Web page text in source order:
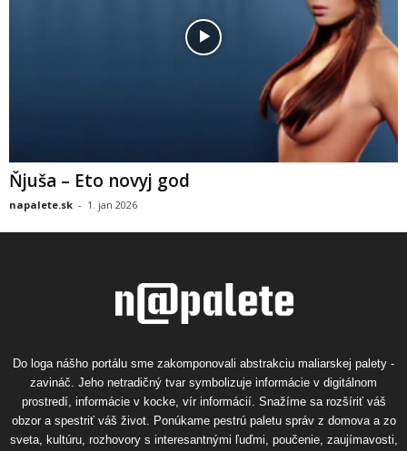
Ňjuša – Eto novyj god
napalete.sk - 1. jan 2026
Do loga nášho portálu sme zakomponovali abstrakciu maliarskej palety -
zavináč. Jeho netradičný tvar symbolizuje informácie v digitálnom
prostredí, informácie v kocke, vír informácií. Snažíme sa rozšíriť váš
obzor a spestriť váš život. Ponúkame pestrú paletu správ z domova a zo
sveta, kultúru, rozhovory s interesantnými ľuďmi, poučenie, zaujímavosti,